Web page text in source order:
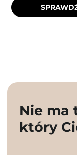
Nie ma
który